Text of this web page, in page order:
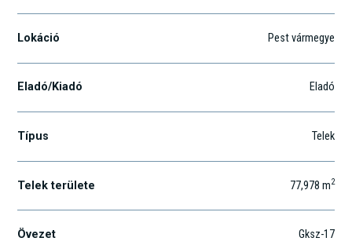
Lokáció Pest vármegye
Eladó/Kiadó Eladó
Típus Telek
Telek területe 77,978 m2
Övezet Gksz-17